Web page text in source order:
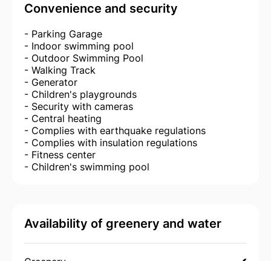
Convenience and security
- Parking Garage
- Indoor swimming pool
- Outdoor Swimming Pool
- Walking Track
- Generator
- Children's playgrounds
- Security with cameras
- Central heating
- Complies with earthquake regulations
- Complies with insulation regulations
- Fitness center
- Children's swimming pool
Availability of greenery and water